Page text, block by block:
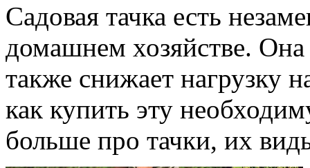
Садовая тачка есть
домашнем хозяйстве. Она
также снижает нагрузку
как купить эту
больше про тачки, их